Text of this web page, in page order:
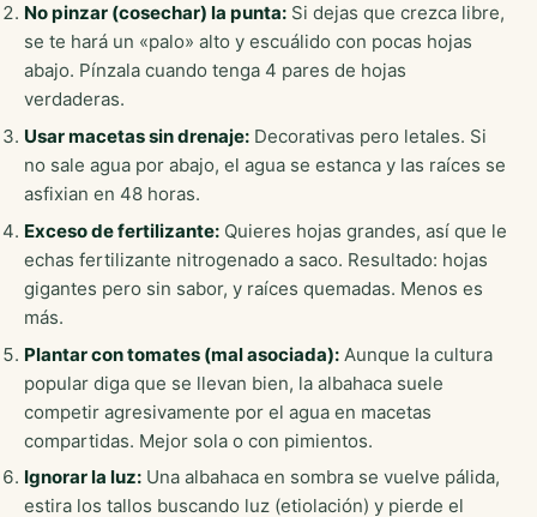
No pinzar (cosechar) la punta:Si dejas que crezca libre,
se te hará un «palo» alto y escuálido con pocas hojas
abajo. Pínzala cuando tenga 4 pares de hojas
verdaderas.
Usar macetas sin drenaje:Decorativas pero letales. Si
no sale agua por abajo, el agua se estanca y las raíces se
asfixian en 48 horas.
Exceso de fertilizante:Quieres hojas grandes, así que le
echas fertilizante nitrogenado a saco. Resultado: hojas
gigantes pero sin sabor, y raíces quemadas. Menos es
más.
Plantar con tomates (mal asociada):Aunque la cultura
popular diga que se llevan bien, la albahaca suele
competir agresivamente por el agua en macetas
compartidas. Mejor sola o con pimientos.
Ignorar la luz:Una albahaca en sombra se vuelve pálida,
estira los tallos buscando luz (etiolación) y pierde el